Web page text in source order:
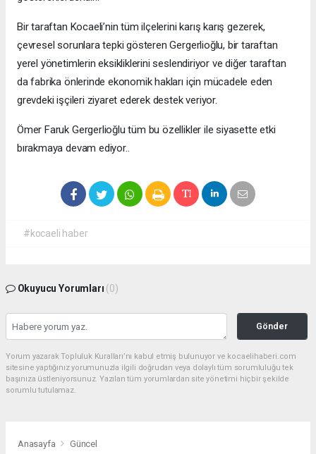
Bir taraftan Kocaeli’nin tüm ilçelerini karış karış gezerek,
çevresel sorunlara tepki gösteren Gergerlioğlu, bir taraftan
yerel yönetimlerin eksikliklerini seslendiriyor ve diğer taraftan
da fabrika önlerinde ekonomik hakları için mücadele eden
grevdeki işçileri ziyaret ederek destek veriyor.
Ömer Faruk Gergerlioğlu tüm bu özellikler ile siyasette etki
bırakmaya devam ediyor..
#kocaeli haber
Okuyucu Yorumları (0)
Gönder
Yorum yazarak Topluluk Kuralları’nı kabul etmiş bulunuyor ve kocaelihaberi.com
sitesine yaptığınız yorumunuzla ilgili doğrudan veya dolaylı tüm sorumluluğu tek
başınıza üstleniyorsunuz. Yazılan tüm yorumlardan site yönetimi hiçbir şekilde
sorumlu tutulamaz.
Anasayfa Güncel